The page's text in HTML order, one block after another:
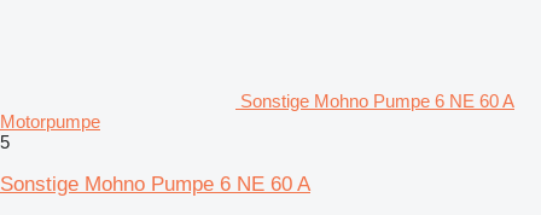
Sonstige Mohno Pumpe 6 NE 60 A
Motorpumpe
5
Sonstige Mohno Pumpe 6 NE 60 A